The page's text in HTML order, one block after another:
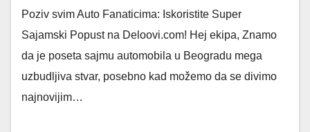
Poziv svim Auto Fanaticima: Iskoristite Super
Sajamski Popust na Deloovi.com! Hej ekipa, Znamo
da je poseta sajmu automobila u Beogradu mega
uzbudljiva stvar, posebno kad možemo da se divimo
najnovijim…